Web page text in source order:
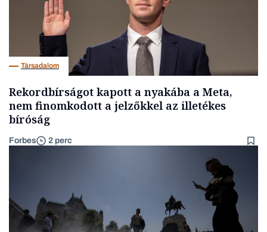
Társadalom
Rekordbírságot kapott a nyakába a Meta,
nem finomkodott a jelzőkkel az illetékes
bíróság
Forbes 2 perc